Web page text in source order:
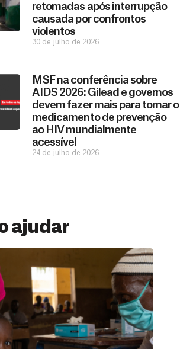
retomadas após interrupção
causada por confrontos
violentos
30 de julho de 2026
MSF na conferência sobre
AIDS 2026: Gilead e governos
devem fazer mais para tornar o
medicamento de prevenção
ao HIV mundialmente
acessível
24 de julho de 2026
ajudar